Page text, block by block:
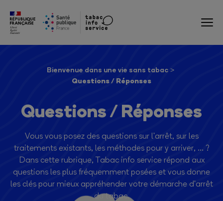
Bienvenue dans une vie sans tabac
Questions / Réponses
Questions / Réponses
Vous vous posez des questions sur l'arrêt, sur les
traitements existants, les méthodes pour y arriver, ... ?
Dans cette rubrique, Tabac info service répond aux
questions les plus fréquemment posées et vous donne
les clés pour mieux appréhender votre démarche d'arrêt
du tabac.